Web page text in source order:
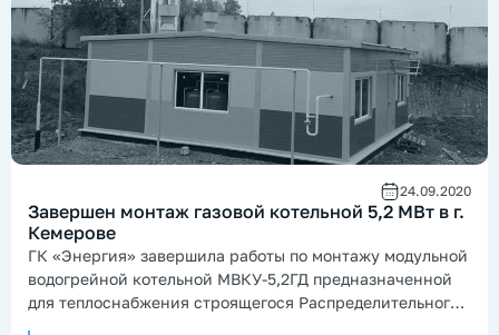
24.09.2020
Завершен монтаж газовой котельной 5,2 МВт в г.
Кемерове
ГК «Энергия» завершила работы по монтажу модульной
водогрейной котельной МВКУ-5,2ГД предназначенной
для теплоснабжения строящегося Распределительного